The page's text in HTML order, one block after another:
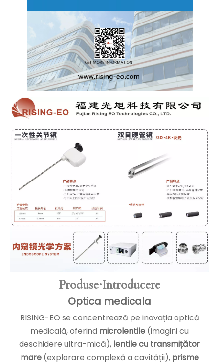
Produse·Introducere
Optica medicala
RISING-EO se concentrează pe inovația optică
medicală, oferind microlentile (imagini cu
deschidere ultra-mică), lentile cu transmițător
mare (explorare complexă a cavității), prisme